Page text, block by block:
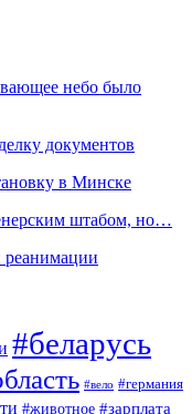
небо было
документов
в Минске
штабом, но…
реанимации
#беларусь
#вело #германия
#животное #зарплата